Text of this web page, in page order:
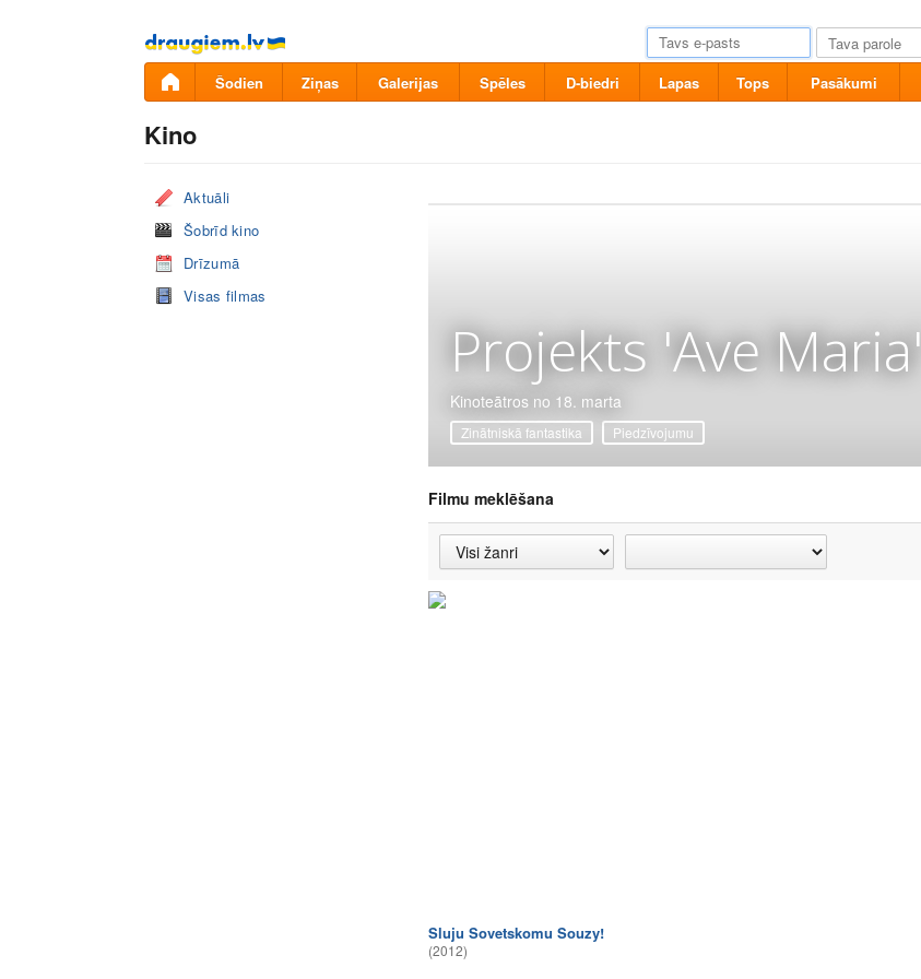
Pāriet
uz
saturu
Šodien Ziņas Galerijas Spēles D-biedri Lapas Tops Pasākumi
Kino
Aktuāli
Šobrīd kino
Drīzumā
Visas filmas
Projekts 'Ave Maria'
Kinoteātros no 18. marta
Zinātniskā fantastika Piedzīvojumu
Filmu meklēšana
Sluju Sovetskomu Souzy!
(2012)